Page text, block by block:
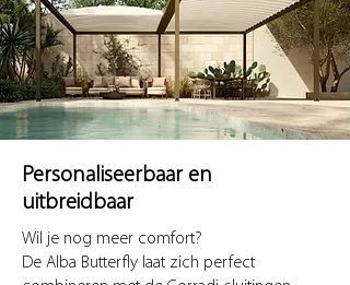
Personaliseerbaar en
uitbreidbaar
Wil je nog meer comfort?
De Alba Butterfly laat zich perfect